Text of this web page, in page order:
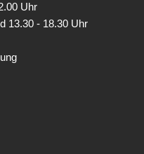
Uhr
13.30 - 18.30 Uhr